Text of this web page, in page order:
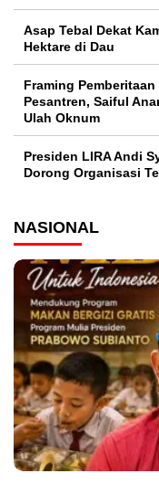
Asap Tebal Dekat
Hektare di Dau
Framing
Pesantren, Saiful
Ulah Oknum
Presiden LIRA Andi
Dorong Organisasi
NASIONAL